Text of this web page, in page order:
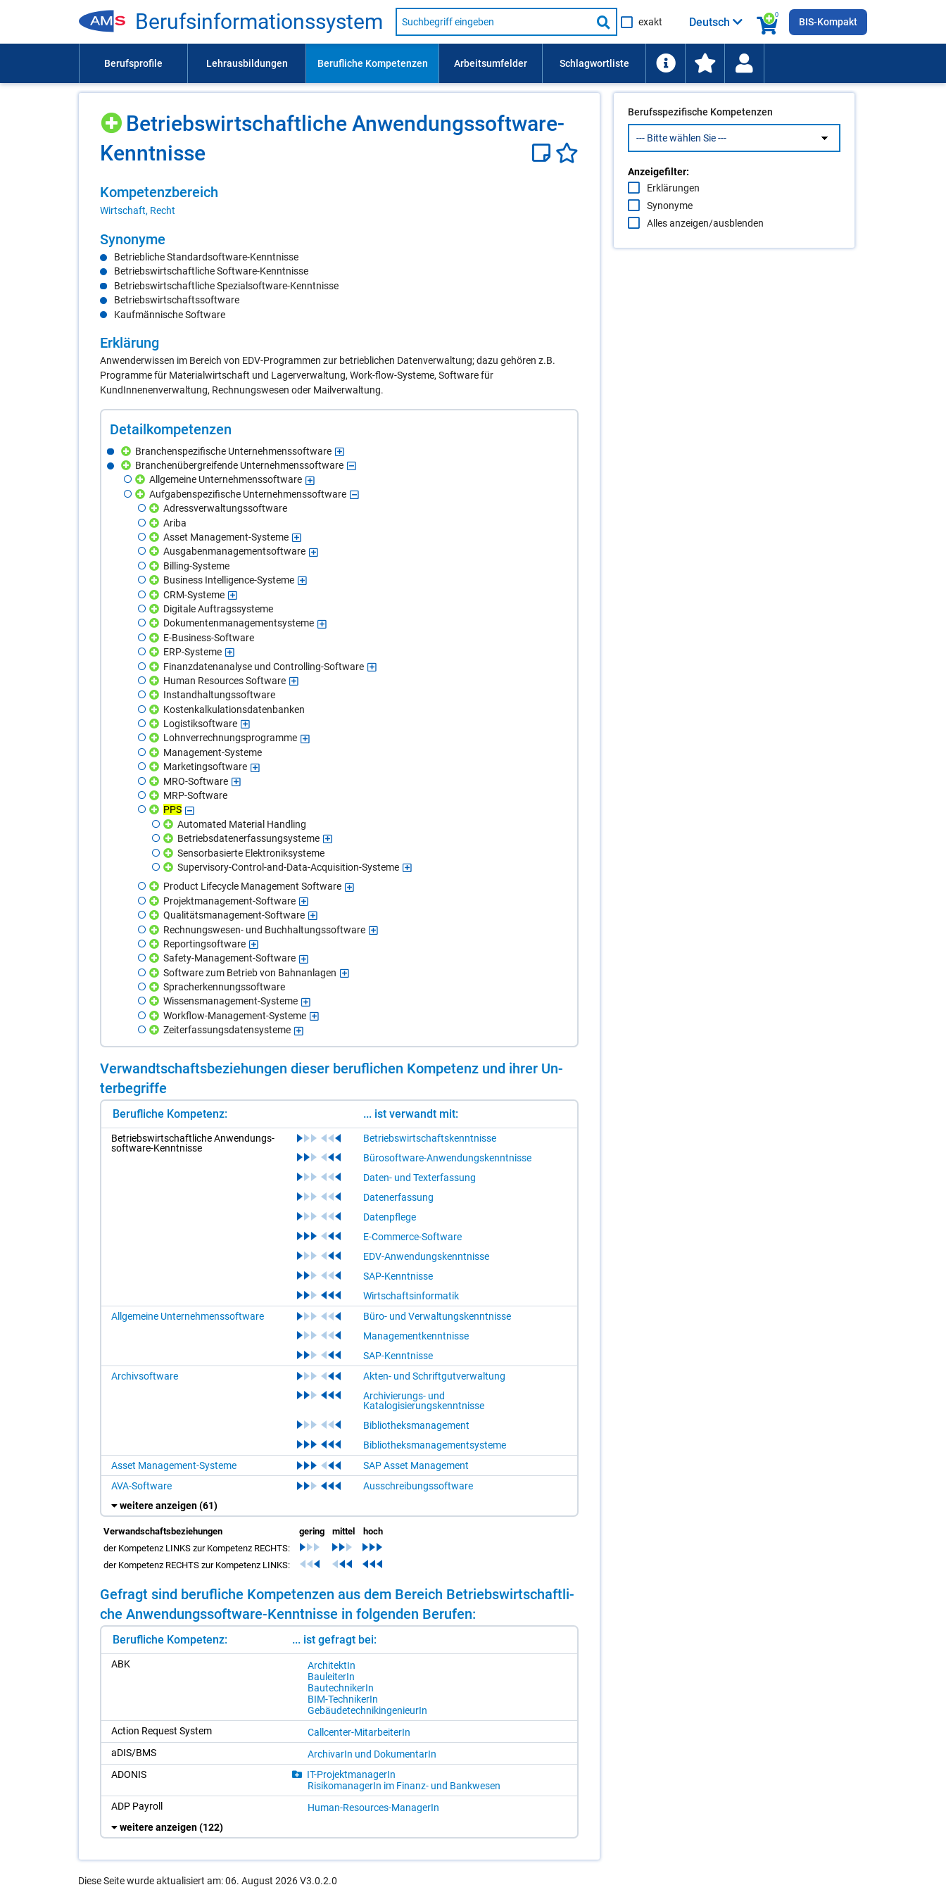
Be­rufs­in­for­ma­ti­ons­sys­tem
Suche
nach
Lehrausbildung,
usw.
Suche
starten
exakt
0
Deutsch BIS-Kompakt
Be­triebs­wirt­schaft­li­che An­wen­dungs­soft­ware-
Kennt­nis­se
Kom­pe­tenz­be­reich
Wirtschaft, Recht
Syn­ony­me
Betriebliche Standardsoftware-Kenntnisse
Betriebswirtschaftliche Software-Kenntnisse
Betriebswirtschaftliche Spezialsoftware-Kenntnisse
Betriebswirtschaftssoftware
Kaufmännische Software
Er­klä­rung
Anwenderwissen im Bereich von EDV-Programmen zur betrieblichen Datenverwaltung; dazu gehören z.B.
Programme für Materialwirtschaft und Lagerverwaltung, Work-flow-Systeme, Software für
KundInnenenverwaltung, Rechnungswesen oder Mailverwaltung.
De­tail­kom­pe­ten­zen
Branchenspezifische Unternehmenssoftware
Branchenübergreifende Unternehmenssoftware
Allgemeine Unternehmenssoftware
Aufgabenspezifische Unternehmenssoftware
Adressverwaltungssoftware
Ariba
Asset Management-Systeme
Ausgabenmanagementsoftware
Billing-Systeme
Business Intelligence-Systeme
CRM-Systeme
Digitale Auftragssysteme
Dokumentenmanagementsysteme
E-Business-Software
ERP-Systeme
Finanzdatenanalyse und Controlling-Software
Human Resources Software
Instandhaltungssoftware
Kostenkalkulationsdatenbanken
Logistiksoftware
Lohnverrechnungsprogramme
Management-Systeme
Marketingsoftware
MRO-Software
MRP-Software
PPS
Automated Material Handling
Betriebsdatenerfassungsysteme
Sensorbasierte Elektroniksysteme
Supervisory-Control-and-Data-Acquisition-Systeme
Product Lifecycle Management Software
Projektmanagement-Software
Qualitätsmanagement-Software
Rechnungswesen- und Buchhaltungssoftware
Reportingsoftware
Safety-Management-Software
Software zum Betrieb von Bahnanlagen
Spracherkennungssoftware
Wissensmanagement-Systeme
Workflow-Management-Systeme
Zeiterfassungsdatensysteme
Ver­wandt­schafts­be­zie­hun­gen die­ser be­ruf­li­chen Kom­pe­tenz und ih­rer Un­
ter­be­grif­fe
Berufliche Kompetenz: ... ist verwandt mit:
Be­triebs­wirt­schaft­li­che An­wen­dungs­
soft­ware-Kennt­nis­se
Betriebswirtschaftskenntnisse
Bürosoftware-Anwendungskenntnisse
Daten- und Texterfassung
Datenerfassung
Datenpflege
E-Commerce-Software
EDV-Anwendungskenntnisse
SAP-Kenntnisse
Wirtschaftsinformatik
Allgemeine Unternehmenssoftware
Büro- und Verwaltungskenntnisse
Managementkenntnisse
SAP-Kenntnisse
Archivsoftware
Akten- und Schriftgutverwaltung
Archivierungs- und
Katalogisierungskenntnisse
Bibliotheksmanagement
Bibliotheksmanagementsysteme
Asset Management-Systeme
SAP Asset Management
AVA-Software
Ausschreibungssoftware
weitere anzeigen(61)
Verwandschaftsbeziehungen gering mittel
hoch
der Kompetenz LINKS zur Kompetenz RECHTS:
der Kompetenz RECHTS zur Kompetenz LINKS:
Ge­fragt sind be­ruf­li­che Kom­pe­ten­zen aus dem Be­reich Be­triebs­wirt­schaft­li­
che An­wen­dungs­soft­ware-Kennt­nis­se in fol­gen­den Be­ru­fen:
Berufliche Kompetenz: ... ist gefragt bei:
ABK
Ar­chi­tek­tIn
Bau­lei­te­rIn
Bau­tech­ni­ke­rIn
BIM-Tech­ni­ke­rIn
Ge­bäu­de­tech­nik­in­ge­nieu­rIn
Ac­tion Re­quest Sys­tem
Call­cen­ter-Mit­ar­bei­te­rIn
aDIS/​BMS
Ar­chi­va­rIn und Do­ku­men­ta­rIn
ADO­NIS
IT-Pro­jekt­ma­na­ge­rIn
Ri­si­ko­ma­na­ge­rIn im Fi­nanz- und Bank­we­sen
ADP Pay­roll
Hu­man-Re­sour­ces-Ma­na­ge­rIn
weitere anzeigen(122)
Berufsspezifische Kompetenzen
Anzeigefilter:
Erklärungen
Synonyme
Alles anzeigen/ausblenden
Diese Seite wurde aktualisiert am: 06. August 2026 V3.0.2.0